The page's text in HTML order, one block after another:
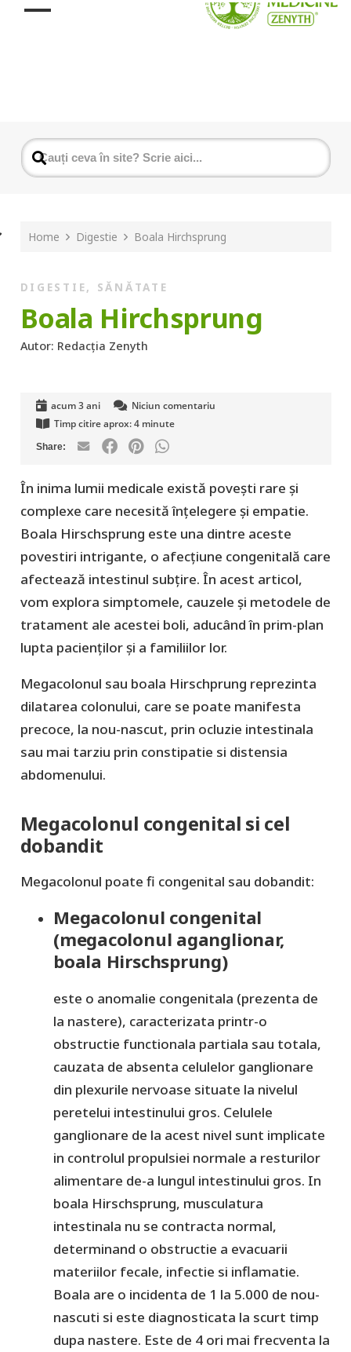
Home Digestie Boala Hirchsprung
DIGESTIE, SĂNĂTATE
Boala Hirchsprung
Autor: Redacția Zenyth
acum 3 ani
Niciun comentariu
Timp citire aprox: 4 minute
În inima lumii medicale există povești rare și
complexe care necesită înțelegere și empatie.
Boala Hirschsprung este una dintre aceste
povestiri intrigante, o afecțiune congenitală care
afectează intestinul subțire. În acest articol,
vom explora simptomele, cauzele și metodele de
tratament ale acestei boli, aducând în prim-plan
lupta pacienților și a familiilor lor.
Megacolonul sau boala Hirschprung reprezinta
dilatarea colonului, care se poate manifesta
precoce, la nou-nascut, prin ocluzie intestinala
sau mai tarziu prin constipatie si distensia
abdomenului.
Megacolonul congenital si cel
dobandit
Megacolonul poate fi congenital sau dobandit:
Megacolonul congenital
(megacolonul aganglionar,
boala Hirschsprung)
este o anomalie congenitala (prezenta de
la nastere), caracterizata printr-o
obstructie functionala partiala sau totala,
cauzata de absenta celulelor ganglionare
din plexurile nervoase situate la nivelul
peretelui intestinului gros. Celulele
ganglionare de la acest nivel sunt implicate
in controlul propulsiei normale a resturilor
alimentare de-a lungul intestinului gros. In
boala Hirschsprung, musculatura
intestinala nu se contracta normal,
determinand o obstructie a evacuarii
materiilor fecale, infectie si inflamatie.
Boala are o incidenta de 1 la 5.000 de nou-
nascuti si este diagnosticata la scurt timp
dupa nastere. Este de 4 ori mai frecventa la